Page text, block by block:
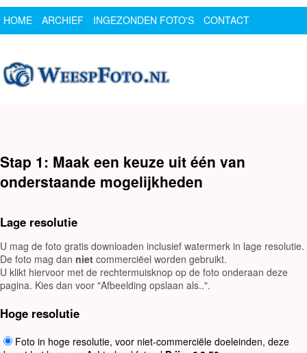
HOME ARCHIEF INGEZONDEN FOTO'S
CONTACT
Stap 1: Maak een keuze uit één van
onderstaande mogelijkheden
Lage resolutie
U mag de foto gratis downloaden inclusief watermerk in lage resolutie.
De foto mag dan niet commerciëel worden gebruikt.
U klikt hiervoor met de rechtermuisknop op de foto onderaan deze
pagina. Kies dan voor "Afbeelding opslaan als..".
Hoge resolutie
Foto in hoge resolutie, voor niet-commerciële doeleinden, deze